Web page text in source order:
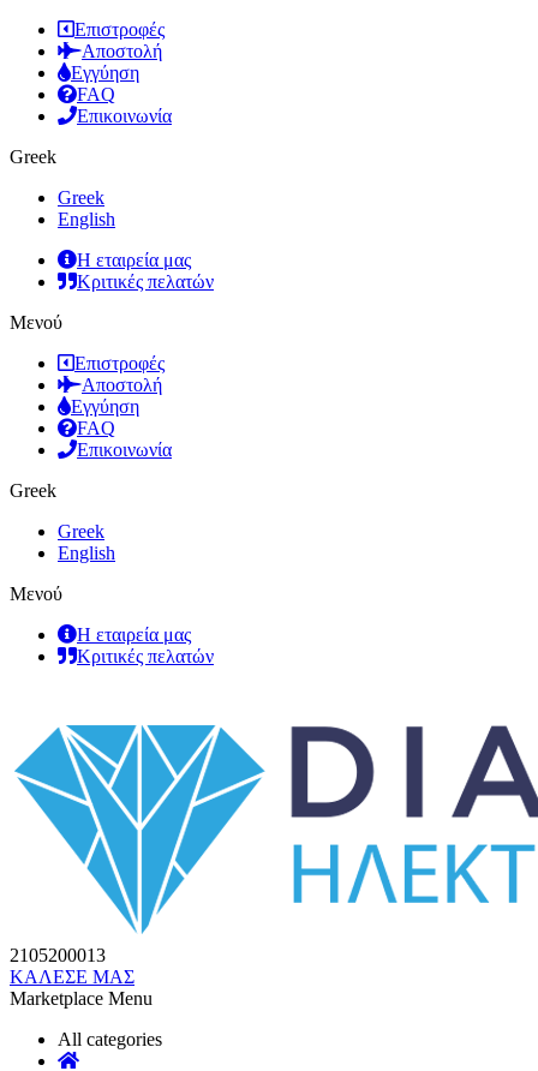
Επιστροφές
Αποστολή
Εγγύηση
FAQ
Επικοινωνία
Greek
Greek
English
Η εταιρεία μας
Κριτικές πελατών
Μενού
Επιστροφές
Αποστολή
Εγγύηση
FAQ
Επικοινωνία
Greek
Greek
English
Μενού
Η εταιρεία μας
Κριτικές πελατών
2105200013
ΚΑΛΕΣΕ ΜΑΣ
Marketplace Menu
All categories